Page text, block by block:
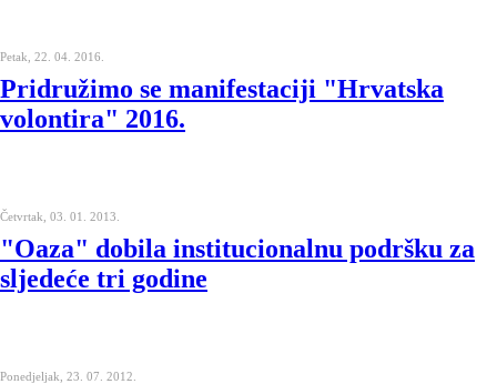
Petak, 22. 04. 2016.
Pridružimo se manifestaciji "Hrvatska
volontira" 2016.
Četvrtak, 03. 01. 2013.
"Oaza" dobila institucionalnu podršku za
sljedeće tri godine
Ponedjeljak, 23. 07. 2012.